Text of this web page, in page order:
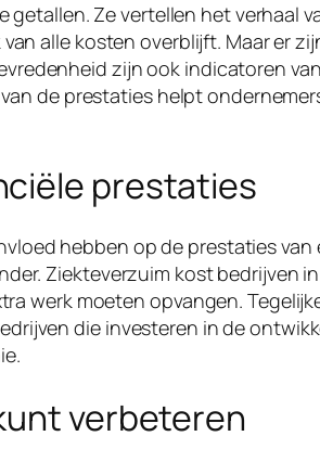
Ze vertellen het verhaal
alle kosten overblijft. Maar er
zijn ook indicatoren
de prestaties helpt
prestaties
hebben op de prestaties
Ziekteverzuim kost bedrijven
werk moeten opvangen.
die investeren in de
verbeteren